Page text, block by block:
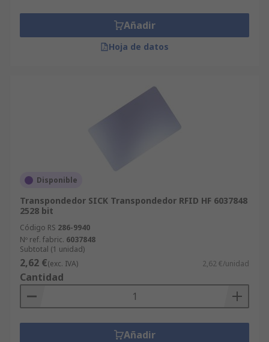
Añadir
Hoja de datos
Disponible
Transpondedor SICK Transpondedor RFID HF 6037848
2528 bit
Código RS 286-9940
Nº ref. fabric. 6037848
Subtotal (1 unidad)
2,62 €(exc. IVA) 2,62 €/unidad
Cantidad
Añadir